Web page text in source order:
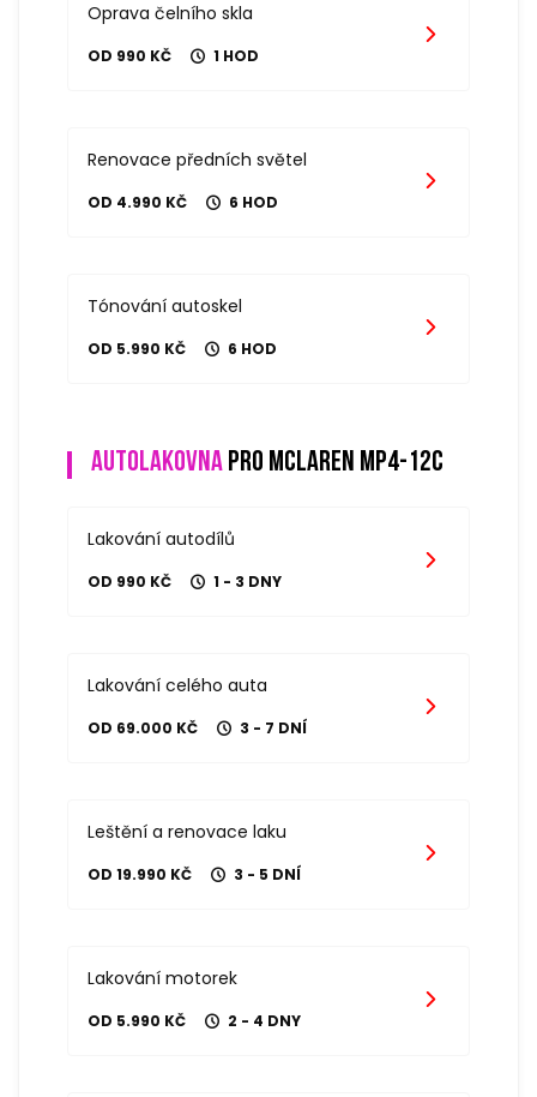
Oprava čelního skla
OD 990 KČ 1 HOD
Renovace předních světel
OD 4.990 KČ 6 HOD
Tónování autoskel
OD 5.990 KČ 6 HOD
Autolakovna pro mclaren mp4-12c
Lakování autodílů
OD 990 KČ 1 - 3 DNY
Lakování celého auta
OD 69.000 KČ 3 - 7 DNÍ
Leštění a renovace laku
OD 19.990 KČ 3 - 5 DNÍ
Lakování motorek
OD 5.990 KČ 2 - 4 DNY